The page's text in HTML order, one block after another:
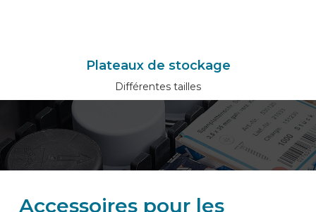
Plateaux de stockage
Différentes tailles
Accessoires pour les